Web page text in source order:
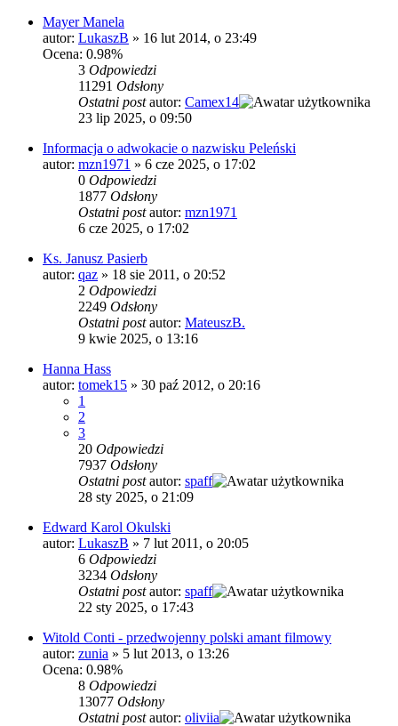
Mayer Manela
autor: LukaszB » 16 lut 2014, o 23:49
Ocena: 0.98%
3 Odpowiedzi
11291 Odsłony
Ostatni postautor: Camex14
23 lip 2025, o 09:50
Informacja o adwokacie o nazwisku Peleński
autor: mzn1971 » 6 cze 2025, o 17:02
0 Odpowiedzi
1877 Odsłony
Ostatni postautor: mzn1971
6 cze 2025, o 17:02
Ks. Janusz Pasierb
autor: qaz » 18 sie 2011, o 20:52
2 Odpowiedzi
2249 Odsłony
Ostatni postautor: MateuszB.
9 kwie 2025, o 13:16
Hanna Hass
autor: tomek15 » 30 paź 2012, o 20:16
1
2
3
20 Odpowiedzi
7937 Odsłony
Ostatni postautor: spaff
28 sty 2025, o 21:09
Edward Karol Okulski
autor: LukaszB » 7 lut 2011, o 20:05
6 Odpowiedzi
3234 Odsłony
Ostatni postautor: spaff
22 sty 2025, o 17:43
Witold Conti - przedwojenny polski amant filmowy
autor: zunia » 5 lut 2013, o 13:26
Ocena: 0.98%
8 Odpowiedzi
13077 Odsłony
Ostatni postautor: oliviia